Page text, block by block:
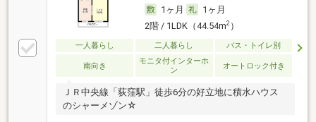
1ヶ月
1ヶ月
2階 / 1LDK（44.54m2）
一人暮らし 二人暮らし バス・トイレ別
南向き
モニタ付インターホ
ン
オートロック付き
ＪＲ中央線「荻窪駅」徒歩6分の好立地に積水ハウス
のシャーメゾン☆